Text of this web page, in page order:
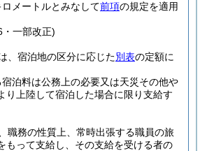
メートルとみなして前項の規定を適用
一部改正)
、宿泊地の区分に応じた別表の定額に
泊料は公務上の必要又は天災その他や
り上陸して宿泊した場合に限り支給す
職務の性質上、常時出張する職員の旅
もって支給し、その支給を受ける者の